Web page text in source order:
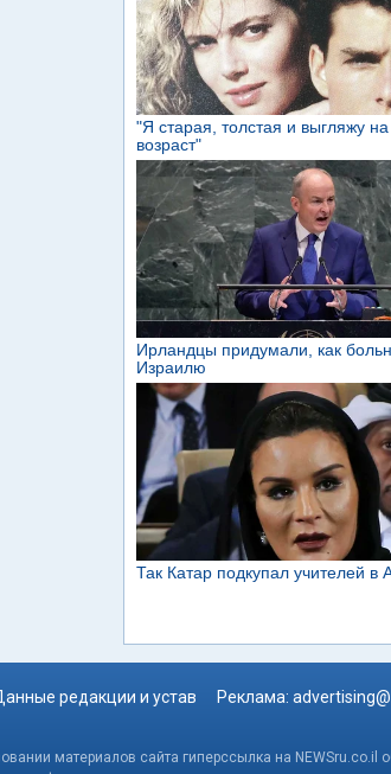
редакции и устав Реклама:
материалов сайта гиперссылка на NEWSru.co.il